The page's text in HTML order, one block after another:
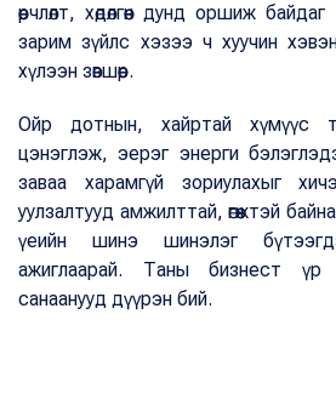
өөрчлөлт, хөдөлгөөн дунд оршиж
зарим зүйлс хэзээ ч хуучин
хүлээн зөвшөөр.
Ойр дотнын, хайртай хүмүүс
цэнэглэж, эерэг энерги
заваа харамгүй зориулахыг
уулзалтууд амжилттай, өгөөжтэй
үеийн шинэ шинэлэг
ажиглаарай. Таны бизнест үр
санаанууд дүүрэн бий.